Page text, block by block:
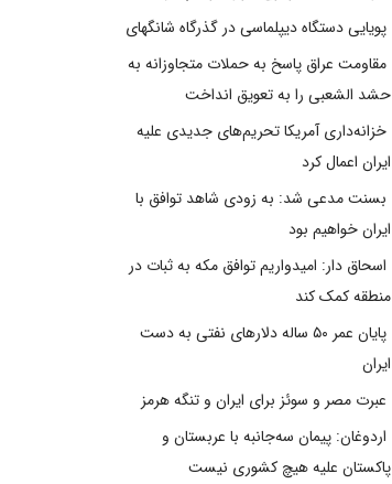
پویایی دستگاه دیپلماسی در گذرگاه شانگهای
مقاومت عراق پاسخ به حملات متجاوزانه به
حشد الشعبی را به تعویق انداخت
خزانه‌داری آمریکا تحریم‌های جدیدی علیه
ایران اعمال کرد
بسنت مدعی شد: به زودی شاهد توافق با
ایران خواهیم بود
اسحاق دار: امیدواریم توافق مکه به ثبات در
منطقه کمک کند
پایان عمر ۵۰ ساله دلارهای نفتی به دست
ایران
عبرت مصر و سوئز برای ایران و تنگه هرمز
اردوغان: پیمان سه‌جانبه با عربستان و
پاکستان علیه هیچ کشوری نیست